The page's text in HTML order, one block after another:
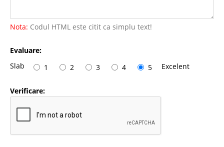
Nota: Codul HTML este citit ca simplu text!
Evaluare:
Slab
1 2 3 4 5 Excelent
Verificare: